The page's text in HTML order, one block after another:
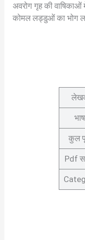
अवरोग गृह की वाषिकाओं
कोमल लड्डुओं का भोग
कुल
Pdf